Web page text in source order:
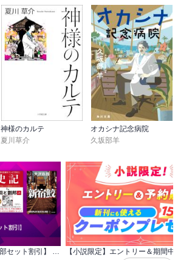
神様のカルテ
夏川草介
オカシナ記念病院
久坂部羊